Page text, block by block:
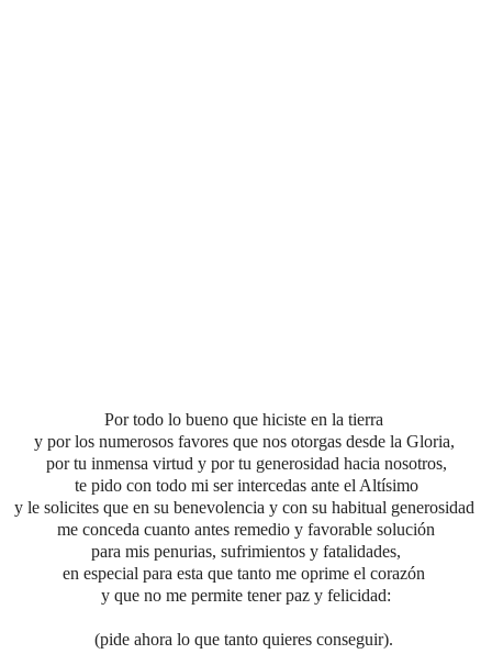
Por todo lo bueno que hiciste en la tierra
y por los numerosos favores que nos otorgas desde la Gloria,
por tu inmensa virtud y por tu generosidad hacia nosotros,
te pido con todo mi ser intercedas ante el Altísimo
y le solicites que en su benevolencia y con su habitual generosidad
me conceda cuanto antes remedio y favorable solución
para mis penurias, sufrimientos y fatalidades,
en especial para esta que tanto me oprime el corazón
y que no me permite tener paz y felicidad:
(pide ahora lo que tanto quieres conseguir).